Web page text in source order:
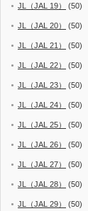
JL（JAL 19） (50)
JL（JAL 20） (50)
JL（JAL 21） (50)
JL（JAL 22） (50)
JL（JAL 23） (50)
JL（JAL 24） (50)
JL（JAL 25） (50)
JL（JAL 26） (50)
JL（JAL 27） (50)
JL（JAL 28） (50)
JL（JAL 29） (50)